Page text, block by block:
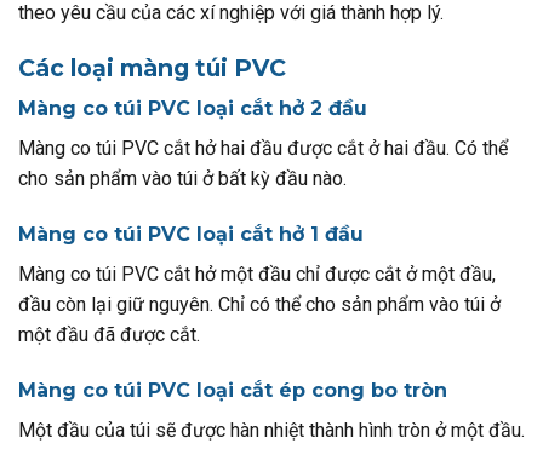
theo yêu cầu của các xí nghiệp với giá thành hợp lý.
Các loại màng túi PVC
Màng co túi PVC loại cắt hở 2 đầu
Màng co túi PVC cắt hở hai đầu được cắt ở hai đầu. Có thể
cho sản phẩm vào túi ở bất kỳ đầu nào.
Màng co túi PVC loại cắt hở 1 đầu
Màng co túi PVC cắt hở một đầu chỉ được cắt ở một đầu,
đầu còn lại giữ nguyên. Chỉ có thể cho sản phẩm vào túi ở
một đầu đã được cắt.
Màng co túi PVC loại cắt ép cong bo tròn
Một đầu của túi sẽ được hàn nhiệt thành hình tròn ở một đầu.